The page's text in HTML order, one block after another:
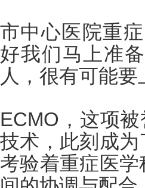
市中心医院重
好我们马上准
人，很有可能
ECMO，这项
技术，此刻成
考验着重症医